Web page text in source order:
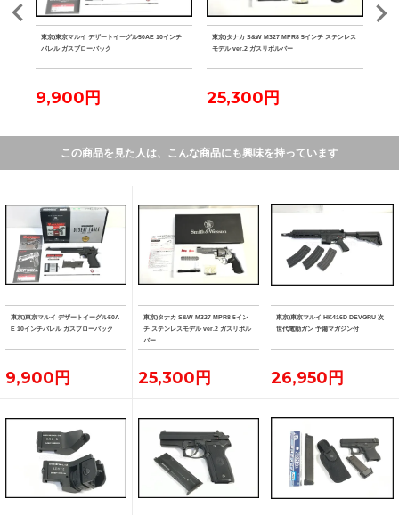
東京)東京マルイ デザートイーグル50AE 10インチ
バレル ガスブローバック
9,900円
東京)タナカ S&W M327 MPR8 5インチ ステンレス
モデル ver.2 ガスリボルバー
25,300円
この商品を見た人は、こんな商品にも興味を持っています
東京)東京マルイ デザートイーグル50A
E 10インチバレル ガスブローバック
9,900円
東京)タナカ S&W M327 MPR8 5イン
チ ステンレスモデル ver.2 ガスリボル
バー
25,300円
東京)東京マルイ HK416D DEVGRU 次
世代電動ガン 予備マガジン付
26,950円